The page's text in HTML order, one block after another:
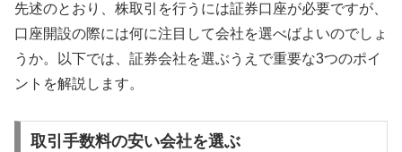
先述のとおり、株取引を行うには証券口座が必要ですが、
口座開設の際には何に注目して会社を選べばよいのでしょ
うか。以下では、証券会社を選ぶうえで重要な3つのポイ
ントを解説します。
取引手数料の安い会社を選ぶ